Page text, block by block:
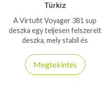
Türkiz
A Virtufit Voyager 381 sup
deszka egy teljesen felszerelt
deszka, mely stabil és
lehetőve 180kg-os
teherbírással.
Megtekintés